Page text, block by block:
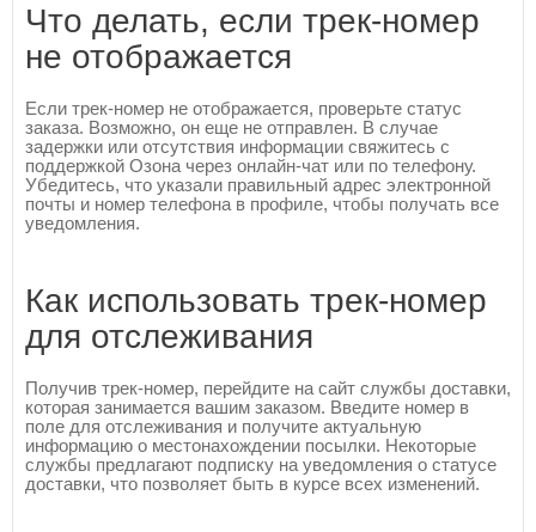
Что делать, если трек-номер
не отображается
Если трек-номер не отображается, проверьте статус
заказа. Возможно, он еще не отправлен. В случае
задержки или отсутствия информации свяжитесь с
поддержкой Озона через онлайн-чат или по телефону.
Убедитесь, что указали правильный адрес электронной
почты и номер телефона в профиле, чтобы получать все
уведомления.
Как использовать трек-номер
для отслеживания
Получив трек-номер, перейдите на сайт службы доставки,
которая занимается вашим заказом. Введите номер в
поле для отслеживания и получите актуальную
информацию о местонахождении посылки. Некоторые
службы предлагают подписку на уведомления о статусе
доставки, что позволяет быть в курсе всех изменений.